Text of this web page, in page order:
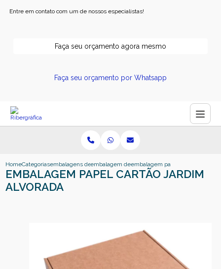
Entre em contato com um de nossos especialistas!
Faça seu orçamento agora mesmo
Faça seu orçamento por Whatsapp
HomeCategoriasembalagens de papelembalagem de papelembalagem papel cartao jardim
EMBALAGEM PAPEL CARTÃO JARDIM
ALVORADA